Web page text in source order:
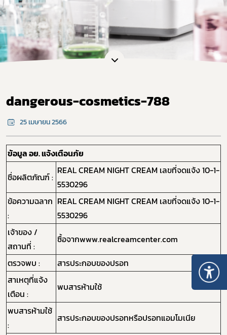
dangerous-cosmetics-788
25 เมษายน 2566
ข้อมูล อย. แจ้งเตือนภัย
ชื่อผลิตภัณฑ์ :
REAL CREAM NIGHT CREAM เลขที่จดแจ้ง 10-1-
5530296
ข้อความฉลาก
:
REAL CREAM NIGHT CREAM เลขที่จดแจ้ง 10-1-
5530296
เจ้าของ /
สถานที่ :
ซื้อจากwww.realcreamcenter.com
ตรวจพบ :
สารประกอบของปรอท
สาเหตุที่แจ้ง
เตือน :
พบสารห้ามใช้
พบสารห้ามใช้
:
สารประกอบของปรอทหรือปรอทแอมโมเนีย